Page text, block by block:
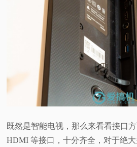
既然是智能电视，那么来看看接口
HDMI 等接口，十分齐全，对于绝